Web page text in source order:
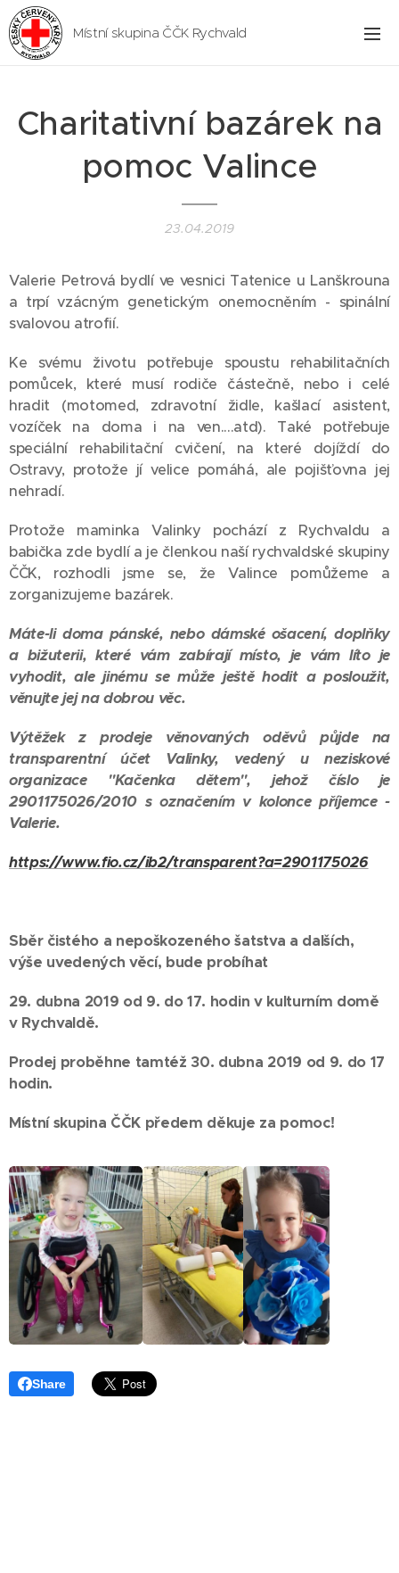
Místní skupina ČČK Rychvald
Charitativní bazárek na
pomoc Valince
23.04.2019
Valerie Petrová bydlí ve vesnici Tatenice u Lanškrouna
a trpí vzácným genetickým onemocněním - spinální
svalovou atrofií.
Ke svému životu potřebuje spoustu rehabilitačních
pomůcek, které musí rodiče částečně, nebo i celé
hradit (motomed, zdravotní židle, kašlací asistent,
vozíček na doma i na ven....atd). Také potřebuje
speciální rehabilitační cvičení, na které dojíždí do
Ostravy, protože jí velice pomáhá, ale pojišťovna jej
nehradí.
Protože maminka Valinky pochází z Rychvaldu a
babička zde bydlí a je členkou naší rychvaldské skupiny
ČČK, rozhodli jsme se, že Valince pomůžeme a
zorganizujeme bazárek.
Máte-li doma pánské, nebo dámské ošacení, doplňky
a bižuterii, které vám zabírají místo, je vám líto je
vyhodit, ale jinému se může ještě hodit a posloužit,
věnujte jej na dobrou věc.
Výtěžek z prodeje věnovaných oděvů půjde na
transparentní účet Valinky, vedený u neziskové
organizace "Kačenka dětem", jehož číslo je
2901175026/2010 s označením v kolonce příjemce -
Valerie.
https://www.fio.cz/ib2/transparent?a=2901175026
Sběr čistého a nepoškozeného šatstva a dalších,
výše uvedených věcí, bude probíhat
29. dubna 2019 od 9. do 17. hodin v kulturním domě
v Rychvaldě.
Prodej proběhne tamtéž 30. dubna 2019 od 9. do 17
hodin.
Místní skupina ČČK předem děkuje za pomoc!
Share